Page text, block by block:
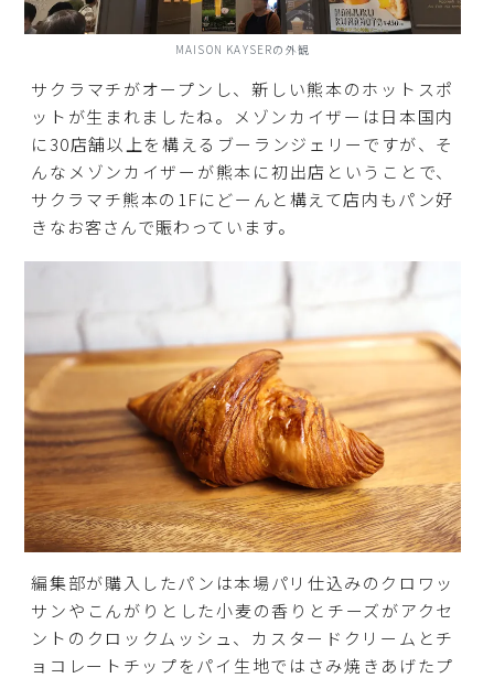
MAISON KAYSERの外観
サクラマチがオープンし、新しい熊本のホットスポ
ットが生まれましたね。メゾンカイザーは日本国内
に30店舗以上を構えるブーランジェリーですが、そ
んなメゾンカイザーが熊本に初出店ということで、
サクラマチ熊本の1Fにどーんと構えて店内もパン好
きなお客さんで賑わっています。
編集部が購入したパンは本場パリ仕込みのクロワッ
サンやこんがりとした小麦の香りとチーズがアクセ
ントのクロックムッシュ、カスタードクリームとチ
ョコレートチップをパイ生地ではさみ焼きあげたプ